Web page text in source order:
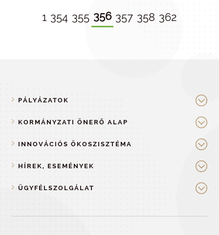
1 354 355 356 357 358 362
PÁLYÁZATOK
KORMÁNYZATI ÖNERŐ ALAP
INNOVÁCIÓS ÖKOSZISZTÉMA
HÍREK, ESEMÉNYEK
ÜGYFÉLSZOLGÁLAT